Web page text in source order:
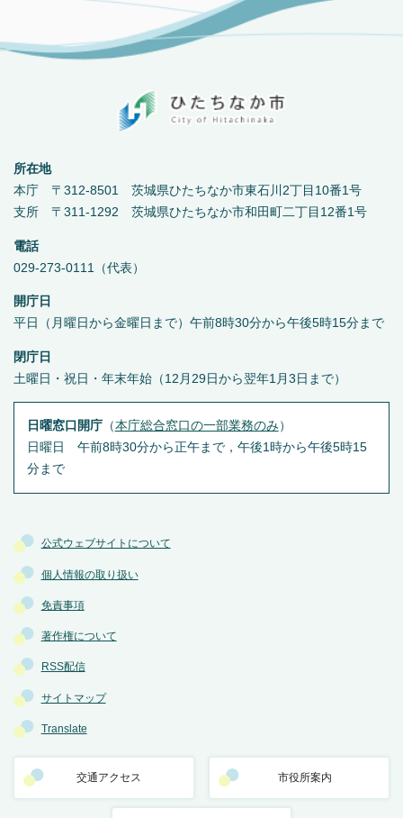
公式ウェブサイトについて
個人情報の取り扱い
免責事項
著作権について
RSS配信
サイトマップ
Translate
交通アクセス 市役所案内
所在地
本庁 〒312-8501 茨城県ひたちなか市東石川2丁目10番1号
支所 〒311-1292 茨城県ひたちなか市和田町二丁目12番1号
電話
029-273-0111（代表）
開庁日
平日（月曜日から金曜日まで）午前8時30分から午後5時15分まで
閉庁日
土曜日・祝日・年末年始（12月29日から翌年1月3日まで）
日曜窓口開庁（本庁総合窓口の一部業務のみ ）
日曜日 午前8時30分から正午まで，午後1時から午後5時15
分まで